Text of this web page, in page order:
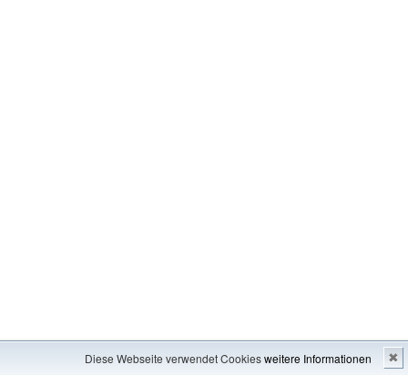
Diese Webseite verwendet Cookiesweitere Informationen ✖
Impressum---Inhaltsverzeichnis